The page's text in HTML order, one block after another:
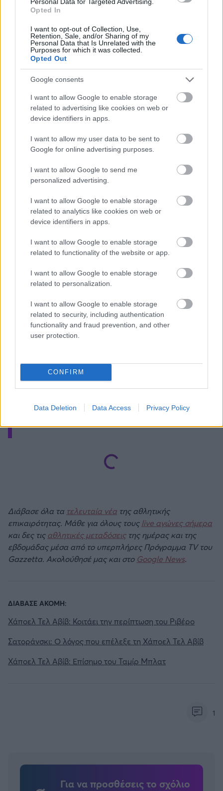
Opted In
I want to opt-out of Collection, Use,
Retention, Sale, and/or Sharing of my
Personal Data that Is Unrelated with the
Purposes for which it was collected.
Opted Out
Google consents
I want to allow Google to enable storage
related to advertising like cookies on web or
device identifiers in apps.
I want to allow my user data to be sent to
Google for online advertising purposes.
I want to allow Google to send me
personalized advertising.
I want to allow Google to enable storage
related to analytics like cookies on web or
device identifiers in apps.
I want to allow Google to enable storage
related to functionality of the website or app.
I want to allow Google to enable storage
related to personalization.
I want to allow Google to enable storage
related to security, including authentication
functionality and fraud prevention, and other
user protection.
CONFIRM
Data Deletion Data Access Privacy Policy
☕️
pic.twitter.com/
— Hapoel Tel Aviv BC
(@HapoelTLVBC)July
9, 2026
Διάβασε όλα τα τελευταία νέα της αθλητικής
επικαιρότητας. Μάθε για όλους τους live αγώνες σήμερα
και δες τιςαθλητικές μεταδόσειςτης ημέρας και της
εβδομάδας μέσα από το υπερπλήρες Πρόγραμμα TV του
Gazzetta. Ακολούθησέ μας και στο Google News.
ΔΙΑΒΑΣΕ ΑΚΟΜΗ:
Χάποελ Τελ Αβίβ: Κοιτάει την περίπτωση του Ριβέρο
Σατοράνσκι: Ο λόγος που επέλεξε τη Χάποελ Τελ Αβίβ
Χάποελ Τελ Αβίβ: Επίσημο του Ταμίρ Μπλατ
1
Για να προσθέσεις το σχόλιο